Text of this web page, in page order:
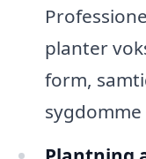
planter
form,
sygdomme